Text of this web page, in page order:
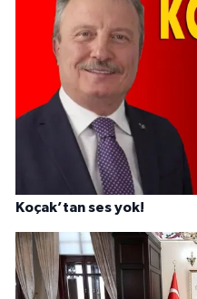
Koçak’tan ses yok!